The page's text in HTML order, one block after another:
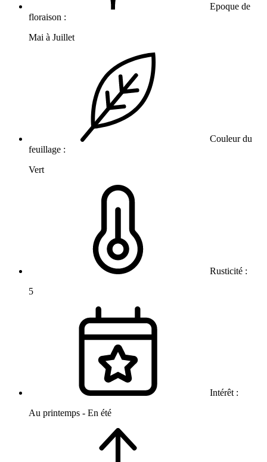
Epoque de
floraison :
Mai à Juillet
Couleur du
feuillage :
Vert
Rusticité :
5
Intérêt :
Au printemps - En été